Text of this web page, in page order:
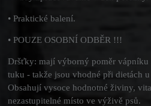
• Praktické balení.
• POUZE OSOBNÍ ODBĚR !!!
Dršťky: mají výborný poměr vápníku
tuku - takže jsou vhodné při dietách
Obsahují vysoce hodnotné živiny,
nezastupitelné místo ve výživě psů.